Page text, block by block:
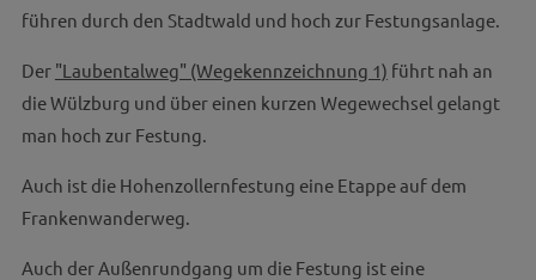
führen durch den Stadtwald und hoch zur Festungsanlage.
Der "Laubentalweg" (Wegekennzeichnung 1) führt nah an
die Wülzburg und über einen kurzen Wegewechsel gelangt
man hoch zur Festung.
Auch ist die Hohenzollernfestung eine Etappe auf dem
Frankenwanderweg.
Auch der Außenrundgang um die Festung ist eine